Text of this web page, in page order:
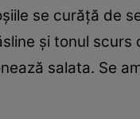
se curăţă de
şi tonul
salata. Se